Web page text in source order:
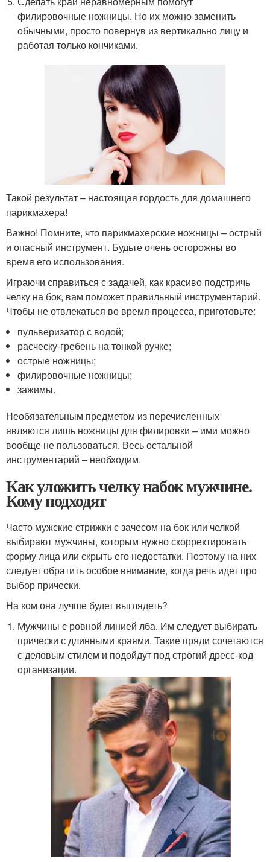
филировочные ножницы. Но их можно заменить
обычными, просто повернув из вертикально лицу и
работая только кончиками.
Такой результат – настоящая гордость для домашнего
парикмахера!
Важно! Помните, что парикмахерские ножницы – острый
и опасный инструмент. Будьте очень осторожны во
время его использования.
Играючи справиться с задачей, как красиво подстричь
челку на бок, вам поможет правильный инструментарий.
Чтобы не отвлекаться во время процесса, приготовьте:
пульверизатор с водой;
расческу-гребень на тонкой ручке;
острые ножницы;
филировочные ножницы;
зажимы.
Необязательным предметом из перечисленных
являются лишь ножницы для филировки – ими можно
вообще не пользоваться. Весь остальной
инструментарий – необходим.
Как уложить челку набок мужчине.
Кому подходят
Часто мужские стрижки с зачесом на бок или челкой
выбирают мужчины, которым нужно скорректировать
форму лица или скрыть его недостатки. Поэтому на них
следует обратить особое внимание, когда речь идет про
выбор прически.
На ком она лучше будет выглядеть?
Мужчины с ровной линией лба. Им следует выбирать
прически с длинными краями. Такие пряди сочетаются
с деловым стилем и подойдут под строгий дресс-код
организации.